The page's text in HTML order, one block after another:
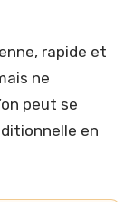
rapide et
ne
peut se
en